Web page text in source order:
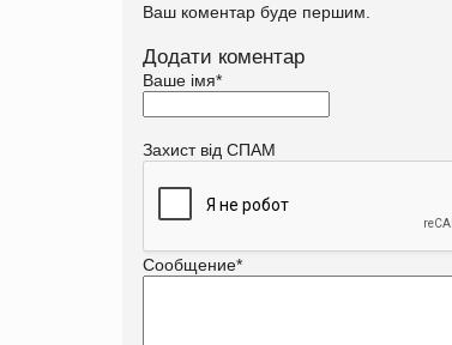
Ваш коментар буде першим.
Додати коментар
Ваше імя*
Захист від СПАМ
Сообщение*